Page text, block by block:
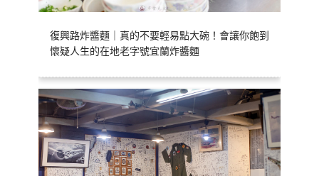
復興路炸醬麵｜真的不要輕易點大碗！會讓你飽到
懷疑人生的在地老字號宜蘭炸醬麵